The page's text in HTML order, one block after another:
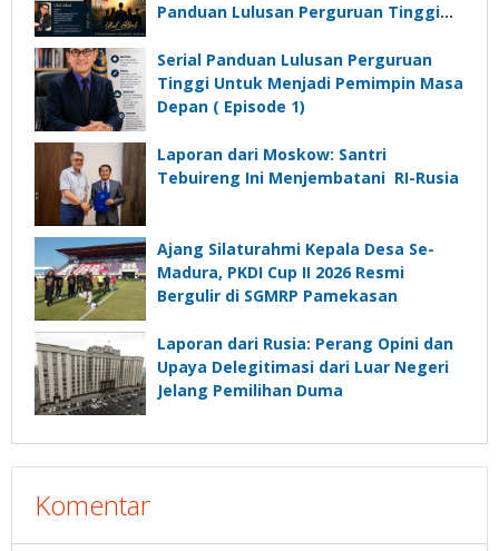
Panduan Lulusan Perguruan Tinggi
Depan”?
Serial Panduan Lulusan Perguruan
Tinggi Untuk Menjadi Pemimpin Masa
Depan ( Episode 1)
Laporan dari Moskow: Santri
Tebuireng Ini Menjembatani RI-Rusia
Ajang Silaturahmi Kepala Desa Se-
Madura, PKDI Cup II 2026 Resmi
Bergulir di SGMRP Pamekasan
Laporan dari Rusia: Perang Opini dan
Upaya Delegitimasi dari Luar Negeri
Jelang Pemilihan Duma
Komentar